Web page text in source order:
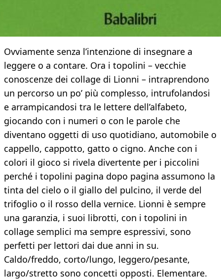
Ovviamente senza l’intenzione di insegnare a
leggere o a contare. Ora i topolini – vecchie
conoscenze dei collage di Lionni – intraprendono
un percorso un po’ più complesso, intrufolandosi
e arrampicandosi tra le lettere dell’alfabeto,
giocando con i numeri o con le parole che
diventano oggetti di uso quotidiano, automobile o
cappello, cappotto, gatto o cigno. Anche con i
colori il gioco si rivela divertente per i piccolini
perché i topolini pagina dopo pagina assumono la
tinta del cielo o il giallo del pulcino, il verde del
trifoglio o il rosso della vernice. Lionni è sempre
una garanzia, i suoi librotti, con i topolini in
collage semplici ma sempre espressivi, sono
perfetti per lettori dai due anni in su.
Caldo/freddo, corto/lungo, leggero/pesante,
largo/stretto sono concetti opposti. Elementare.